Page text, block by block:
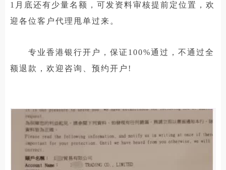
1月底还有少量名额，可发资料审核提前定位置，欢
迎各位客户代理甩单过来。
专业香港银行开户，保证100%通过，不通过全
额退款，欢迎咨询、预约开户!